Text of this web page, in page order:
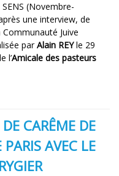
(Novembre-
une interview, de
Juive
parAlain REYle 29
l’Amicale des pasteurs
CARÊME DE
AVEC LE